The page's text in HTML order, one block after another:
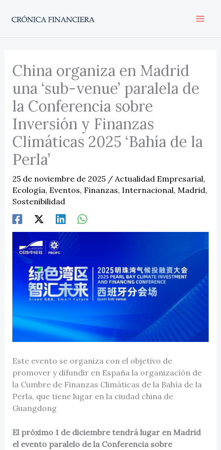
China organiza en Madrid
una ‘sub-venue’ paralela de
la Conferencia sobre
Inversión y Finanzas
Climáticas 2025 ‘Bahía de la
Perla’
25 de noviembre de 2025 / Actualidad Empresarial,
Ecología, Eventos, Finanzas, Internacional, Madrid,
Sostenibilidad
Este evento se organiza con el objetivo de
promover y difundir en España la organización de
la Cumbre de Finanzas Climáticas de la Bahía de la
Perla, que tiene lugar en la ciudad china de
Guangdong
El próximo 1 de diciembre tendrá lugar en Madrid
el evento paralelo de la Conferencia sobre